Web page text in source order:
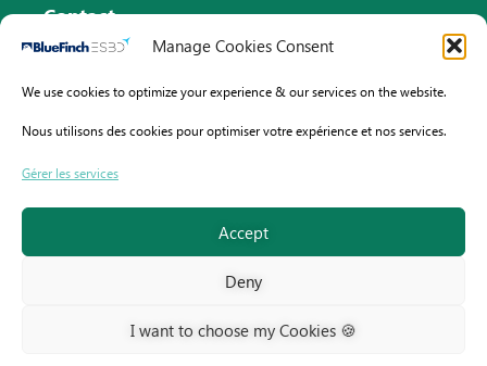
Manage Cookies Consent
We use cookies to optimize your experience & our services on the website.
Nous utilisons des cookies pour optimiser votre expérience et nos services.
Gérer les services
Accept
Deny
I want to choose my Cookies 🍪
Contact
Email : info@bluefinch-esbd.com
Pays-Bas : +31 (0)8 82 58 33 46
France : +33 (0)9 70 75 61 13